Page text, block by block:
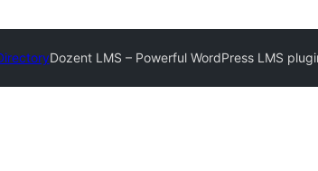
Dozent LMS – Powerful WordPress LMS